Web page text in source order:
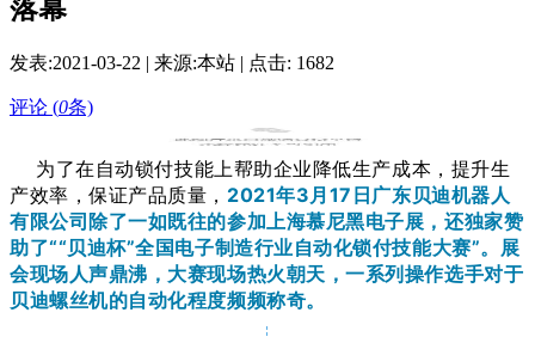
落幕
发表:2021-03-22 | 来源:本站 | 点击: 1682
评论 (0条)
为了在自动锁付技能上帮助企业降低生产成本，提升生
产效率，保证产品质量， 2021年3月17日广东贝迪机器人
有限公司除了一如既往的参加上海慕尼黑电子展，还独家赞
助了““贝迪杯”全国电子制造行业自动化锁付技能大赛”。展
会现场人声鼎沸，大赛现场热火朝天，一系列操作选手对于
贝迪螺丝机的自动化程度频频称奇。